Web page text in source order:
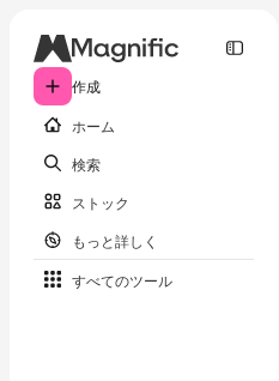
作成
ホーム
検索
ストック
もっと詳しく
すべてのツール